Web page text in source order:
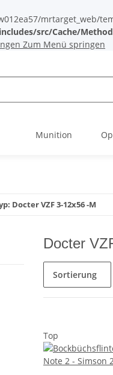
mrtarget_web/
src/Cache/
Zum Menü springen
Munition
Docter VZF 3-12x56 -M
Docter
Sortierung
Top